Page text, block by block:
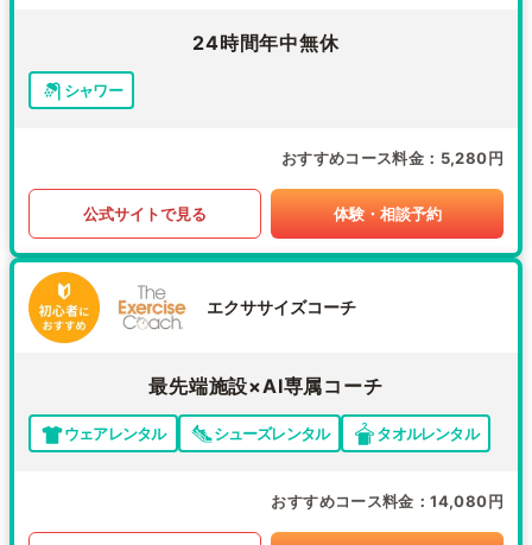
24時間年中無休
シャワー
おすすめコース料金 5,280円
公式サイトで見る 体験・相談予約
エクササイズコーチ
最先端施設×AI専属コーチ
ウェアレンタル シューズレンタル タオルレンタル
おすすめコース料金 14,080円